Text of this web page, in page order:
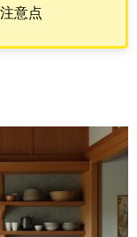
意点